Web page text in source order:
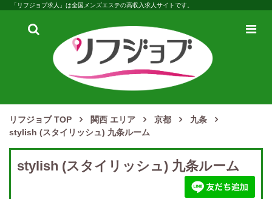
「リフジョブ求人」は全国メンズエステの高収入求人サイトです。
検
メ
リフジョブ TOP 関西 エリア 京都
九条
stylish (スタイリッシュ) 九条ルーム
stylish (スタイリッシュ) 九条ルーム